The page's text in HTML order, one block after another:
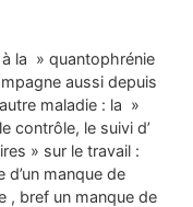
la » quantophrénie
aussi depuis
maladie : la »
contrôle, le suivi d’
» sur le travail :
manque de
, bref un manque de